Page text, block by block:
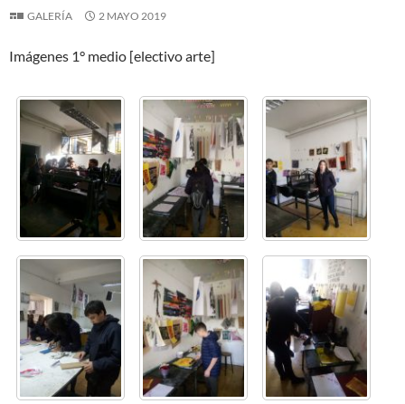
GALERÍA 2 MAYO 2019
Imágenes 1° medio [electivo arte]